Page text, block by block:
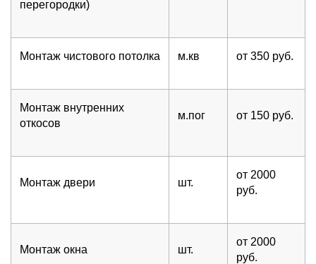
перегородки)
Монтаж чистового потолка м.кв от 350 руб.
Монтаж внутренних
откосов
м.пог от 150 руб.
Монтаж двери шт.
от 2000
руб.
Монтаж окна шт.
от 2000
руб.